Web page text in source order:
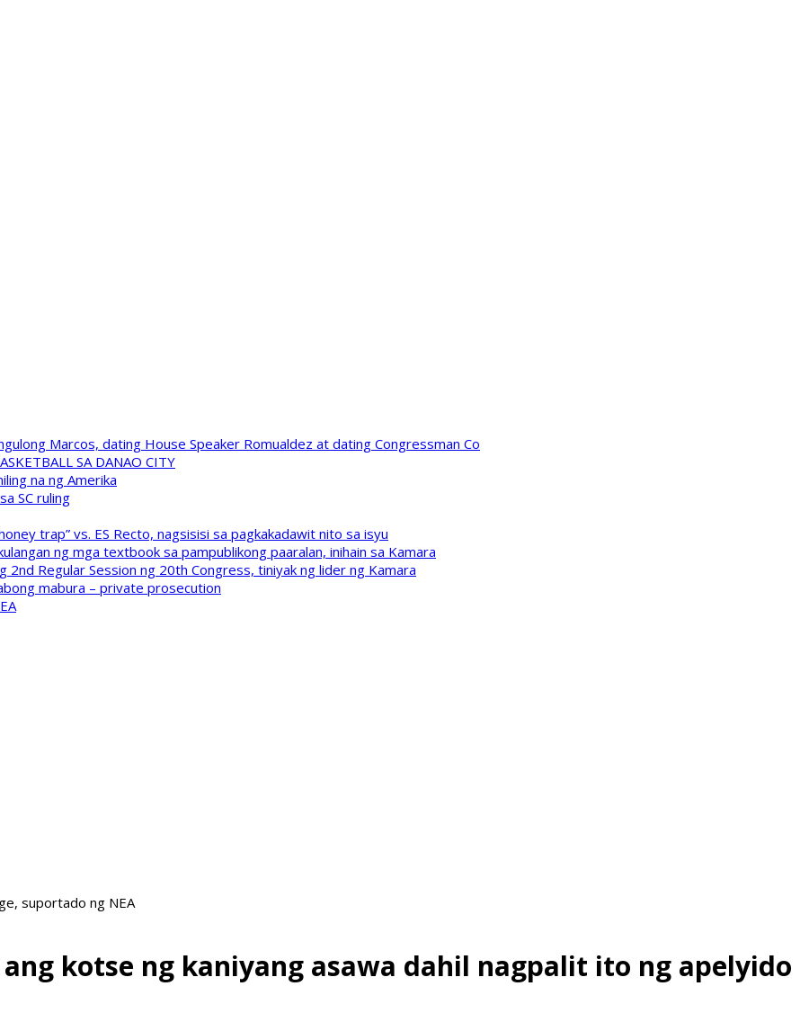
Marcos, dating House Speaker Romualdez at dating Congressman Co
SA DANAO CITY
na ng Amerika
SC ruling
trap” vs. ES Recto, nagsisisi sa pagkakadawit nito sa isyu
ng mga textbook sa pampublikong paaralan, inihain sa Kamara
Regular Session ng 20th Congress, tiniyak ng lider ng Kamara
mabura – private prosecution
suportado ng NEA
kotse ng kaniyang asawa dahil nagpalit ito ng apelyido